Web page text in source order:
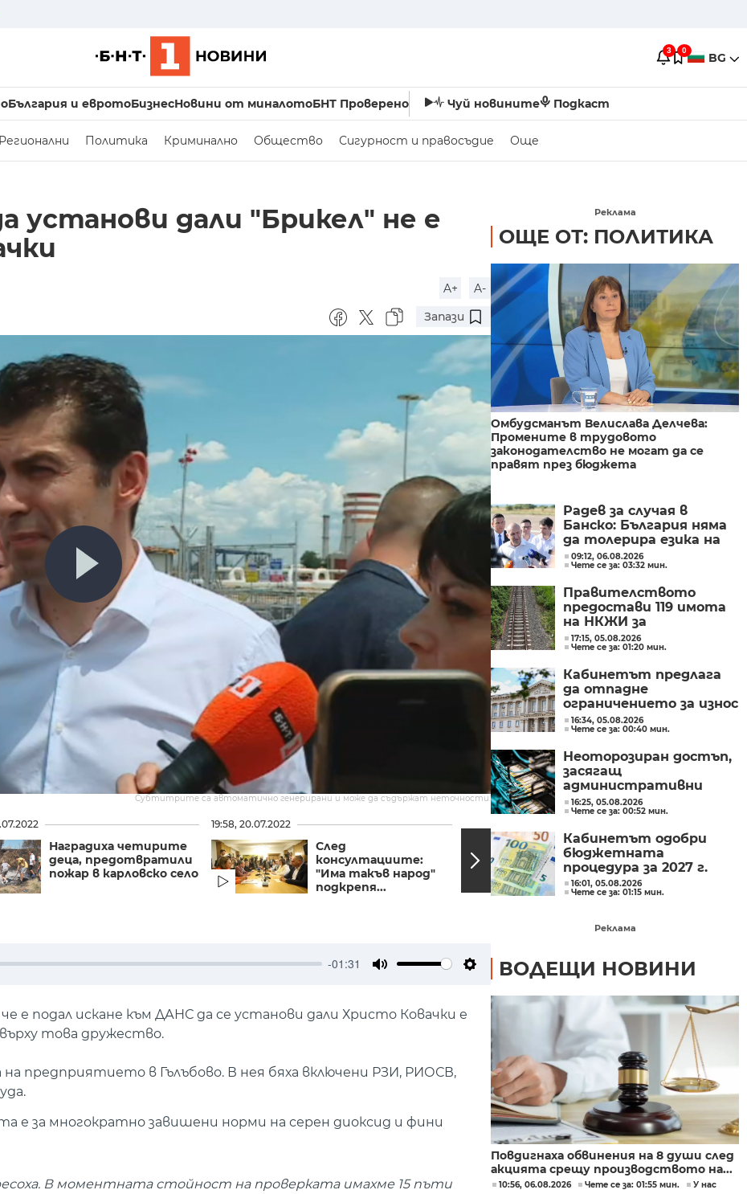
3 0 BG
България и евротоБизнесНовини от миналотоБНТ Проверено Чуй новините Подкаст
Регионални Политика Криминално Общество Сигурност и правосъдие Още
установи дали "Брикел" не е
A+
A-
Запази
Субтитрите са автоматично генерирани и може да съдържат неточности.
Наградиха четирите
деца, предотвратили
пожар в карловско село
19:58, 20.07.2022
След
консултациите:
"Има такъв народ"
подкрепя...
Шефът на КЕВР: Газ за
зимата има, до
октомври ще
запълним...
-01:31
Settings
е подал искане към ДАНС да се установи дали Христо Ковачки е
това дружество.
предприятието в Гълъбово. В нея бяха включени РЗИ, РИОСВ,
е за многократно завишени норми на серен диоксид и фини
В моментната стойност на проверката имахме 15 пъти
Реклама
ОЩЕ ОТ: ПОЛИТИКА
Омбудсманът Велислава Делчева:
Промените в трудовото
законодателство не могат да се
правят през бюджета
Радев за случая в
Банско: България няма
да толерира езика на
омразата
09:12, 06.08.2026
Чете се за: 03:32 мин.
Правителството
предостави 119 имота
на НКЖИ за
модернизацията на
железопътната линия
София – Пловдив
17:15, 05.08.2026
Чете се за: 01:20 мин.
Кабинетът предлага
да отпадне
ограничението за износ
на нефтопродукти за
ЕС
16:34, 05.08.2026
Чете се за: 00:40 мин.
Неоторозиран достъп,
засягащ
административни
мрежи, засякоха от
Министерството на
иновациите
16:25, 05.08.2026
Чете се за: 00:52 мин.
Кабинетът одобри
бюджетната
процедура за 2027 г.
16:01, 05.08.2026
Чете се за: 01:15 мин.
Реклама
ВОДЕЩИ НОВИНИ
Повдигнаха обвинения на 8 души след
акцията срещу производството на...
10:56, 06.08.2026 Чете се за: 01:55 мин. У нас